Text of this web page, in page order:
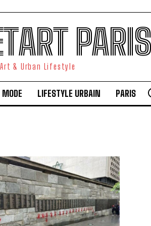
PARIS
Art & Urban Lifestyle
MODE LIFESTYLE URBAIN PARIS